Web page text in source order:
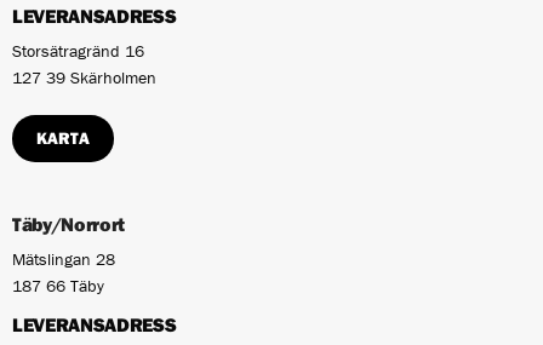
LEVERANSADRESS
Storsätragränd 16
127 39 Skärholmen
KARTA
Täby/Norrort
Mätslingan 28
187 66 Täby
LEVERANSADRESS